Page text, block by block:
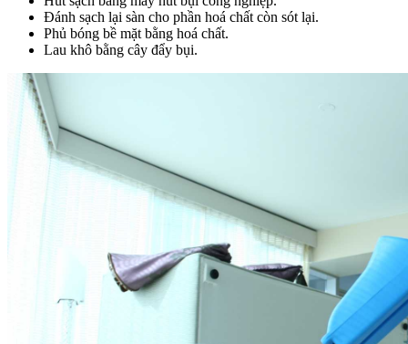
Đánh sạch lại sàn cho phần hoá chất còn sót lại.
Phủ bóng bề mặt bằng hoá chất.
Lau khô bằng cây đẩy bụi.